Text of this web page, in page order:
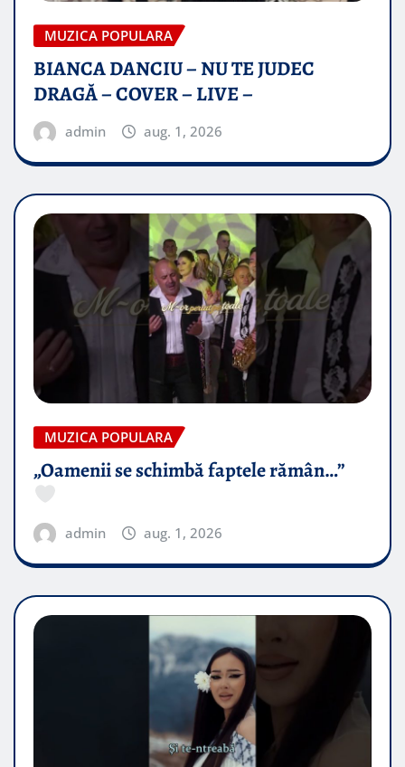
MUZICA POPULARA
BIANCA DANCIU – NU TE JUDEC
DRAGĂ – COVER – LIVE –
admin aug. 1, 2026
MUZICA POPULARA
„Oamenii se schimbă faptele rămân…”
admin aug. 1, 2026